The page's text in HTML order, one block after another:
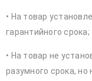
• На товар
гарантийного срока;
• На товар не
разумного срока, но